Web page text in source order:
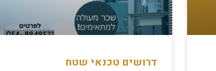
דרושים טכנאי שטח